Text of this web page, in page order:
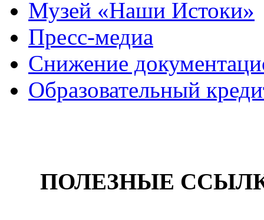
Музей «Наши Истоки»
Пресс-медиа
Снижение
Образовательный
ПОЛЕЗНЫЕ